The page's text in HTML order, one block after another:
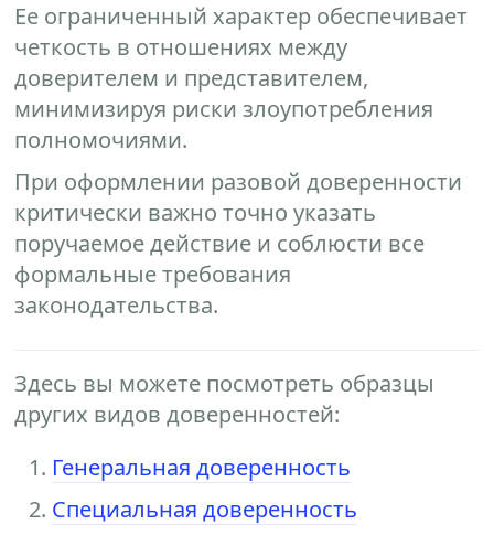
Ее ограниченный характер обеспечивает
четкость в отношениях между
доверителем и представителем,
минимизируя риски злоупотребления
полномочиями.
При оформлении разовой доверенности
критически важно точно указать
поручаемое действие и соблюсти все
формальные требования
законодательства.
Здесь вы можете посмотреть образцы
других видов доверенностей:
Генеральная доверенность
Специальная доверенность